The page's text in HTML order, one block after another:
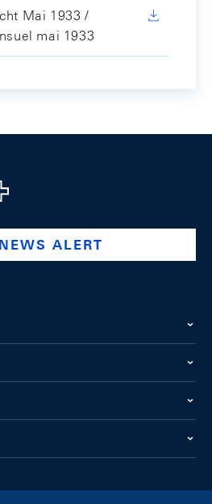
Mai 1933 /
mai 1933
company/swiss-national-
@swissnationalbank
ALERT